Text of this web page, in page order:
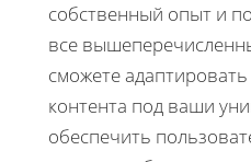
собственный опыт и
все
сможете адаптировать
контента под ваши
обеспечить